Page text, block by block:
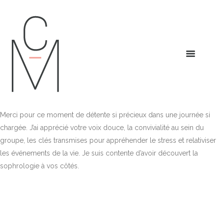
Merci pour ce moment de détente si précieux dans une journée si
chargée. J’ai apprécié votre voix douce, la convivialité au sein du
groupe, les clés transmises pour appréhender le stress et relativiser
les événements de la vie. Je suis contente d’avoir découvert la
sophrologie à vos côtés.